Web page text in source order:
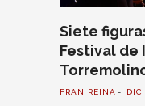
Siete
Festival de
FRAN REINA DIC